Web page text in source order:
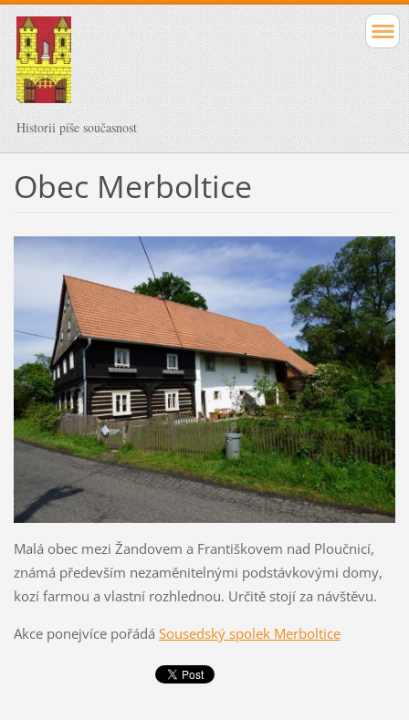
Historii píše současnost
Obec Merboltice
Malá obec mezi Žandovem a Františkovem nad Ploučnicí,
známá především nezaměnitelnými podstávkovými domy,
kozí farmou a vlastní rozhlednou. Určitě stojí za návštěvu.
Akce ponejvíce pořádá Sousedský spolek Merboltice